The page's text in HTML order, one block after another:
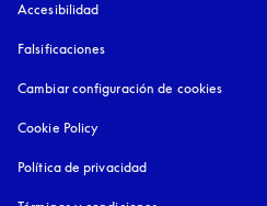
Accesibilidad
Falsificaciones
Cambiar configuración de cookies
Cookie Policy
Política de privacidad